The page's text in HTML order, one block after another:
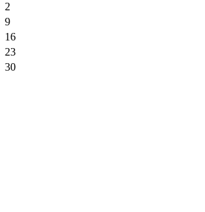
2
9
16
23
30